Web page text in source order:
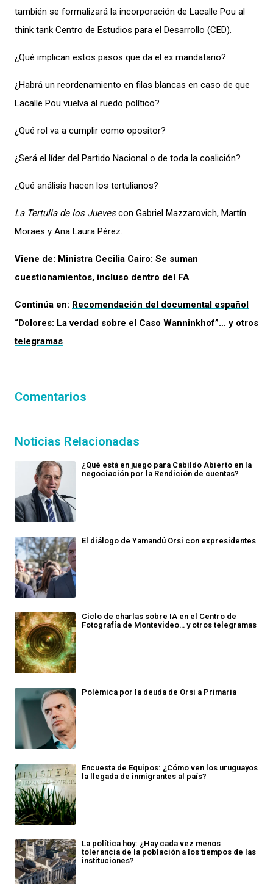
también se formalizará la incorporación de Lacalle Pou al
think tank Centro de Estudios para el Desarrollo (CED).
¿Qué implican estos pasos que da el ex mandatario?
¿Habrá un reordenamiento en filas blancas en caso de que
Lacalle Pou vuelva al ruedo político?
¿Qué rol va a cumplir como opositor?
¿Será el líder del Partido Nacional o de toda la coalición?
¿Qué análisis hacen los tertulianos?
La Tertulia de los Juevescon Gabriel Mazzarovich, Martín
Moraes y Ana Laura Pérez.
Viene de: Ministra Cecilia Cairo: Se suman
cuestionamientos, incluso dentro del FA
Continúa en: Recomendación del documental español
“Dolores: La verdad sobre el Caso Wanninkhof”… y otros
telegramas
Comentarios
Noticias Relacionadas
¿Qué está en juego para Cabildo Abierto en la
negociación por la Rendición de cuentas?
El diálogo de Yamandú Orsi con expresidentes
Ciclo de charlas sobre IA en el Centro de
Fotografía de Montevideo… y otros telegramas
Polémica por la deuda de Orsi a Primaria
Encuesta de Equipos: ¿Cómo ven los uruguayos
la llegada de inmigrantes al país?
La política hoy: ¿Hay cada vez menos
tolerancia de la población a los tiempos de las
instituciones?